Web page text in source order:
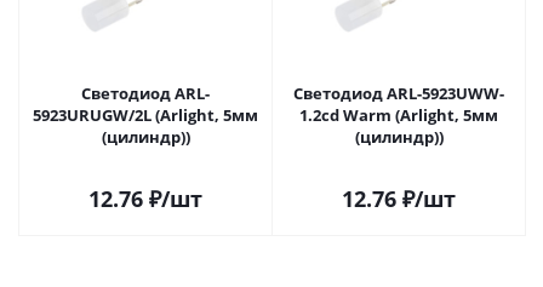
Светодиод ARL-
5923URUGW/2L (Arlight, 5мм
(цилиндр))
12.76 ₽/шт
Светодиод ARL-5923UWW-
1.2cd Warm (Arlight, 5мм
(цилиндр))
12.76 ₽/шт